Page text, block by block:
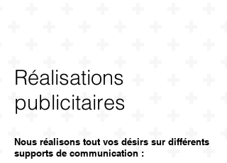
Réalisations
publicitaires
Nous réalisons tout vos désirs sur différents
supports de communication :